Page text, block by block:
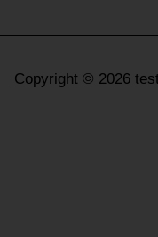
Copyright © 2026